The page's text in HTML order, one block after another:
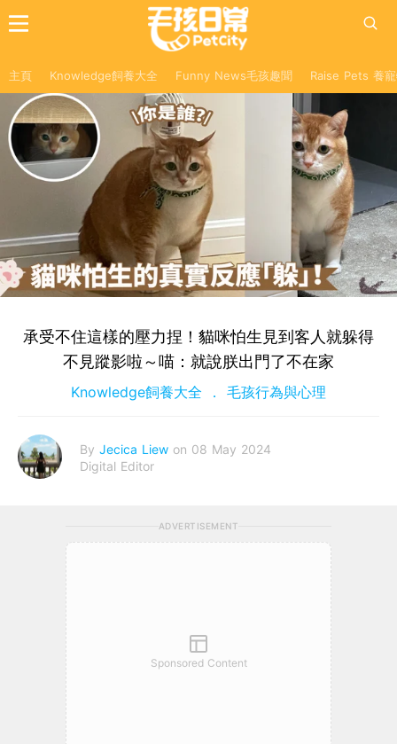
主頁 Knowledge飼養大全 Funny News毛孩趣聞 Raise Pets 養
承受不住這樣的壓力捏！貓咪怕生見到客人就躲得
不見蹤影啦～喵：就說朕出門了不在家
Knowledge飼養大全 毛孩行為與心理
By Jecica Liew on 08 May 2024
Digital Editor
ADVERTISEMENT
Sponsored Content